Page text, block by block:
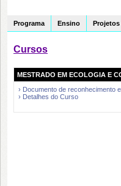
Programa Ensino Projetos
Cursos
MESTRADO EM ECOLOGIA E
› Documento de reconhecimento
› Detalhes do Curso